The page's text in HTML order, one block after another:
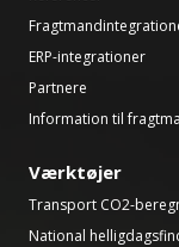
ERP-integrationer
Partnere
Information til
Værktøjer
Transport CO2-
National